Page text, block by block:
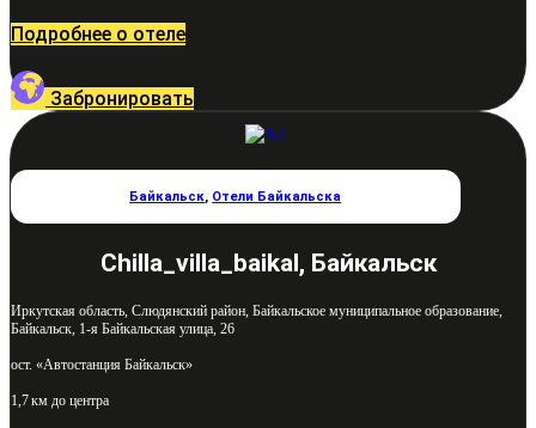
Подробнее о отеле
Забронировать
Байкальск, Отели Байкальска
Chilla_villa_baikal, Байкальск
Иркутская область, Слюдянский район, Байкальское муниципальное образование,
Байкальск, 1-я Байкальская улица, 26
ост. «Автостанция Байкальск»
1,7 км до центра